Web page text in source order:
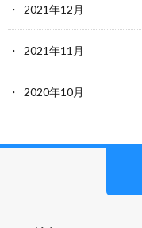
2021年12月
2021年11月
2020年10月